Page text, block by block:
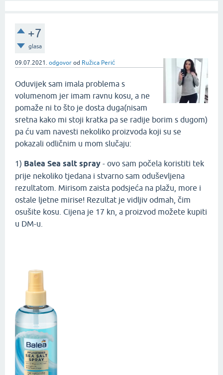
+7
glasa
09.07.2021. odgovor od Ružica Perić
Oduvijek sam imala problema s
volumenom jer imam ravnu kosu, a ne
pomaže ni to što je dosta duga(nisam
sretna kako mi stoji kratka pa se radije borim s dugom)
pa ću vam navesti nekoliko proizvoda koji su se
pokazali odličnim u mom slučaju:
1) Balea Sea salt spray - ovo sam počela koristiti tek
prije nekoliko tjedana i stvarno sam oduševljena
rezultatom. Mirisom zaista podsjeća na plažu, more i
ostale ljetne mirise! Rezultat je vidljiv odmah, čim
osušite kosu. Cijena je 17 kn, a proizvod možete kupiti
u DM-u.